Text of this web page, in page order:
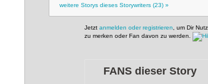
weitere Storys dieses Storywriters (23) »
Jetzt anmelden oder registrieren , um Dir
zu merken oder Fan davon zu werden.
FANS dieser Story